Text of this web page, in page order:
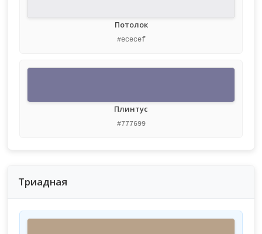
Потолок
#ececef
Плинтус
#777699
Триадная